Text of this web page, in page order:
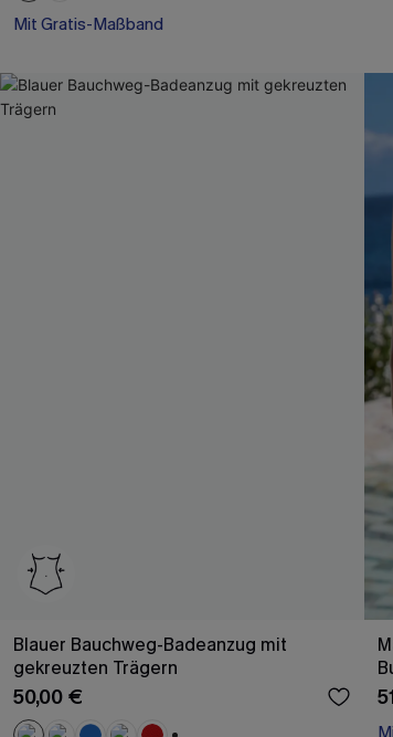
Weites Bein
Blauer Bauchweg-Badeanzug mit
gekreuzten Trägern
50,00 €